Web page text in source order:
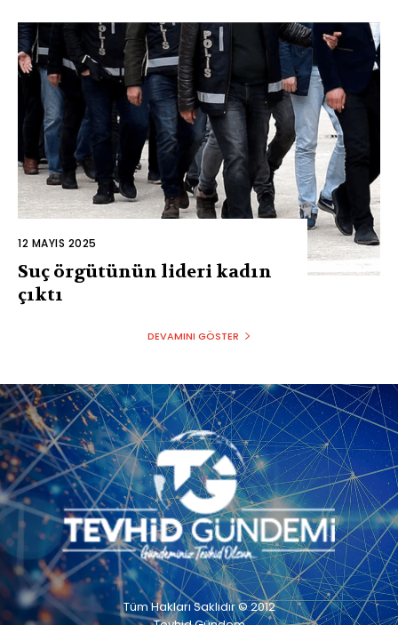
12 MAYIS 2025
Suç örgütünün lideri kadın
çıktı
DEVAMINI GÖSTER
Tüm Hakları Saklıdır © 2012